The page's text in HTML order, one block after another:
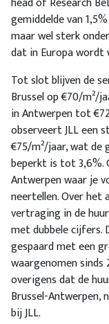
gemiddelde van
maar wel sterk
dat in Europa wordt
Tot slot blijven de
Brussel op €70/m²/
in Antwerpen tot
observeert JLL een
€75/m²/jaar, wat
beperkt is tot 3,6%.
Antwerpen waar je
neertellen. Over het
vertraging in de
met dubbele
gespaard met een
waargenomen sinds
overigens dat de
Brussel-Antwerpen,
bij JLL.